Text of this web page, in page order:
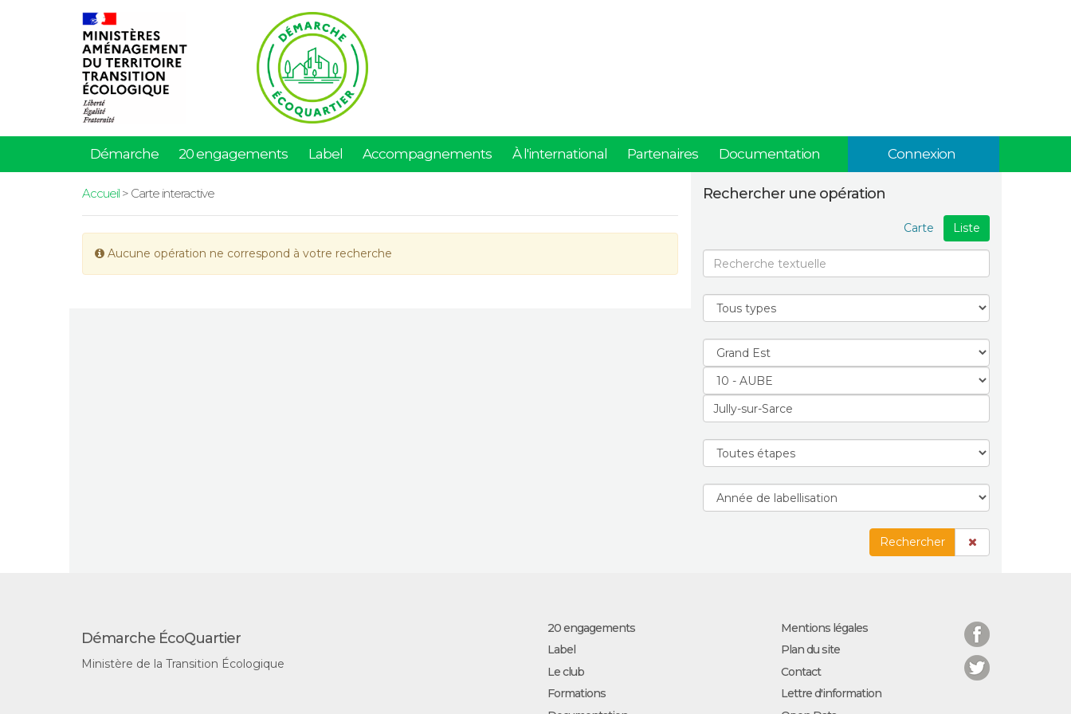
Démarche 20 engagements Label Accompagnements À l'international Partenaires Documentation Connexion
Accueil> Carte interactive
Aucune opération ne correspond à votre recherche
Rechercher une opération
Liste
Carte
Rechercher
Démarche ÉcoQuartier
Ministère de la Transition Écologique
20 engagements
Label
Le club
Formations
Mentions légales
Plan du site
Contact
Lettre d'information
Facebook
Twitter